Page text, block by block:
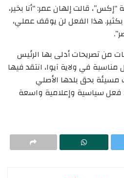
قالت إلهان عمر: “أنا بخير،
هذا الفعل لن يوقف عملي،
من تصريحات أدلى بها الرئيس
مناسبة في ولاية آيوا، انتقد فيها
مسيئة بحق بلدها الأصلي
فعل سياسية وإعلامية واسعة